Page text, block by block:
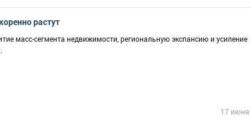
растут
масс-сегмента недвижимости, региональную экспансию и усиление
17 июня